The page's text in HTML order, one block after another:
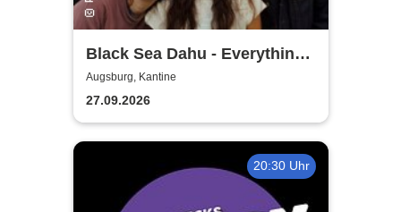
Black Sea Dahu - Everything
Tour 2026
Augsburg, Kantine
27.09.2026
20:30 Uhr